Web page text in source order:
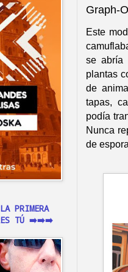
Graph-
Este
se abría
plantas
de
tapas,
podía
Nunca
de
PRIMERA
TÚ ➡️➡️➡️